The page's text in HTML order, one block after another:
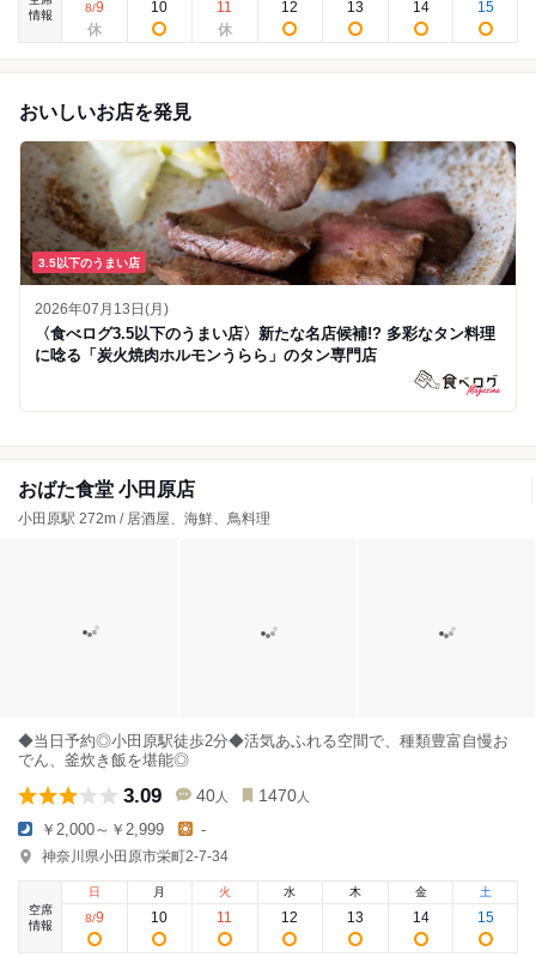
情報
8/9 10 11 12 13 14 15
おいしいお店を発見
3.5以下のうまい店
2026年07月13日(月)
〈食べログ3.5以下のうまい店〉新たな名店候補!? 多彩なタン料理
に唸る「炭火焼肉ホルモンうらら」のタン専門店
おばた食堂 小田原店
小田原駅 272m / 居酒屋、海鮮、鳥料理
◆当日予約◎小田原駅徒歩2分◆活気あふれる空間で、種類豊富自慢お
でん、釜炊き飯を堪能◎
3.09 40 人 1470 人
￥2,000～￥2,999 -
神奈川県小田原市栄町2-7-34
空席
情報
日
8/9
月
10
火
11
水
12
木
13
金
14
土
15